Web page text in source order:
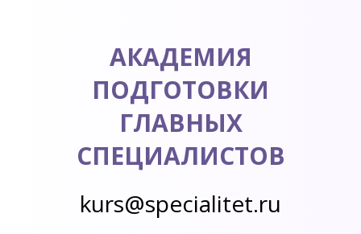
АКАДЕМИЯ
ПОДГОТОВКИ
ГЛАВНЫХ
СПЕЦИАЛИСТОВ
kurs@specialitet.ru